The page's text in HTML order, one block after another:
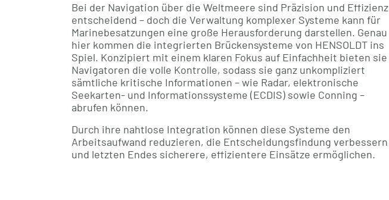
Bei der Navigation über die Weltmeere sind Präzision und Effizienz
entscheidend – doch die Verwaltung komplexer Systeme kann für
Marinebesatzungen eine große Herausforderung darstellen. Genau
hier kommen die integrierten Brückensysteme von HENSOLDT ins
Spiel. Konzipiert mit einem klaren Fokus auf Einfachheit bieten sie
Navigatoren die volle Kontrolle, sodass sie ganz unkompliziert
sämtliche kritische Informationen – wie Radar, elektronische
Seekarten- und Informationssysteme (ECDIS) sowie Conning –
abrufen können.
Durch ihre nahtlose Integration können diese Systeme den
Arbeitsaufwand reduzieren, die Entscheidungsfindung verbessern
und letzten Endes sicherere, effizientere Einsätze ermöglichen.